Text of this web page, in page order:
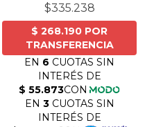
$335.238